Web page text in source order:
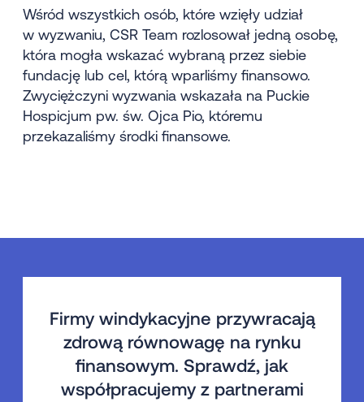
Wśród wszystkich osób, które wzięły udział
w wyzwaniu, CSR Team rozlosował jedną osobę,
która mogła wskazać wybraną przez siebie
fundację lub cel, którą wparliśmy finansowo.
Zwyciężczyni wyzwania wskazała na Puckie
Hospicjum pw. św. Ojca Pio, któremu
przekazaliśmy środki finansowe.
Firmy windykacyjne przywracają
zdrową równowagę na rynku
finansowym. Sprawdź, jak
współpracujemy z partnerami